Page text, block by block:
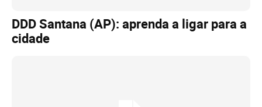
DDD Santana (AP): aprenda a ligar para a
cidade